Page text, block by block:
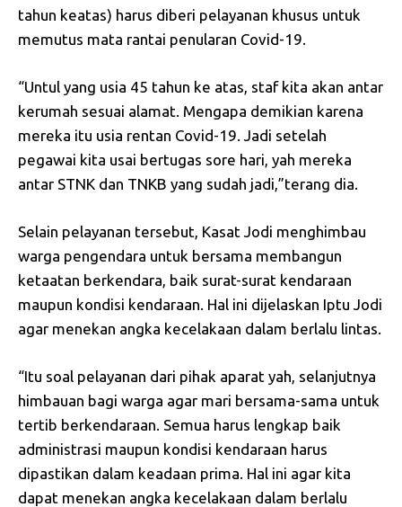
tahun keatas) harus diberi pelayanan khusus untuk
memutus mata rantai penularan Covid-19.
“Untul yang usia 45 tahun ke atas, staf kita akan antar
kerumah sesuai alamat. Mengapa demikian karena
mereka itu usia rentan Covid-19. Jadi setelah
pegawai kita usai bertugas sore hari, yah mereka
antar STNK dan TNKB yang sudah jadi,”terang dia.
Selain pelayanan tersebut, Kasat Jodi menghimbau
warga pengendara untuk bersama membangun
ketaatan berkendara, baik surat-surat kendaraan
maupun kondisi kendaraan. Hal ini dijelaskan Iptu Jodi
agar menekan angka kecelakaan dalam berlalu lintas.
“Itu soal pelayanan dari pihak aparat yah, selanjutnya
himbauan bagi warga agar mari bersama-sama untuk
tertib berkendaraan. Semua harus lengkap baik
administrasi maupun kondisi kendaraan harus
dipastikan dalam keadaan prima. Hal ini agar kita
dapat menekan angka kecelakaan dalam berlalu